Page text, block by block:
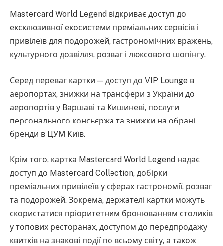
Mastercard World Legend відкриває доступ до
ексклюзивної екосистеми преміальних сервісів і
привілеїв для подорожей, гастрономічних вражень,
культурного дозвілля, розваг і люксового шопінгу.
Серед переваг картки — доступ до VIP Lounge в
аеропортах, знижки на трансфери з України до
аеропортів у Варшаві та Кишиневі, послуги
персонального консьєржа та знижки на обрані
бренди в ЦУМ Київ.
Крім того, картка Mastercard World Legend надає
доступ до Mastercard Collection, добірки
преміальних привілеїв у сферах гастрономії, розваг
та подорожей. Зокрема, держателі картки можуть
скористатися пріоритетним бронюванням столиків
у топових ресторанах, доступом до передпродажу
квитків на знакові події по всьому світу, а також